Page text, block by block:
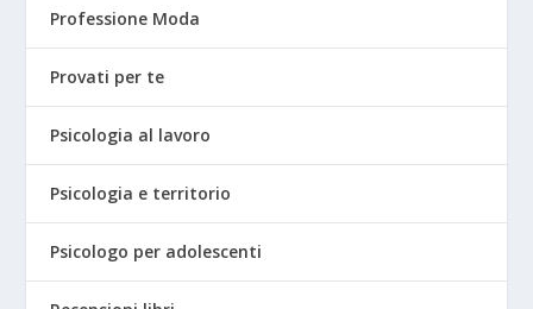
Professione Moda
Provati per te
Psicologia al lavoro
Psicologia e territorio
Psicologo per adolescenti